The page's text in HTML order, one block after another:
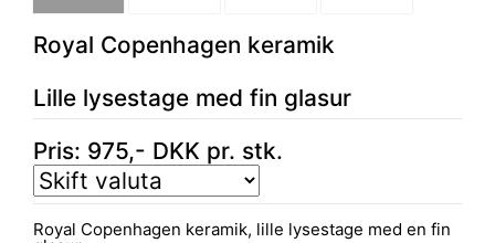
Royal Copenhagen keramik
Lille lysestage med fin glasur
Pris: 975,- DKK pr. stk.
Royal Copenhagen keramik, lille lysestage med en fin